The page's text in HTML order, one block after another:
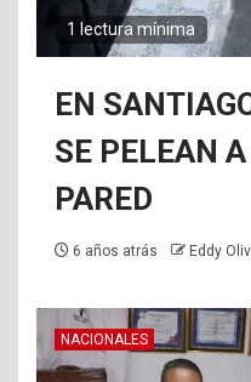
1 lectura mínima
EN
SE PELEAN
PARED
6 años atrás Eddy
NACIONALES